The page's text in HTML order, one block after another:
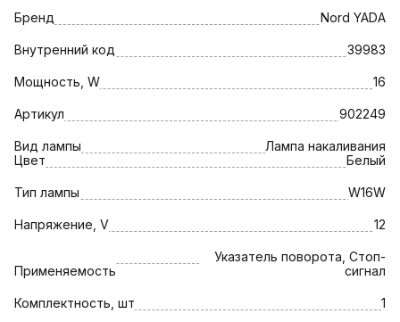
Бренд Nord YADA
Внутренний код 39983
Мощность, W 16
Артикул 902249
Вид лампы
Лампа накаливания
Цвет
Белый
Тип лампы W16W
Напряжение, V 12
Применяемость
Указатель поворота, Стоп-
сигнал
Комплектность, шт 1